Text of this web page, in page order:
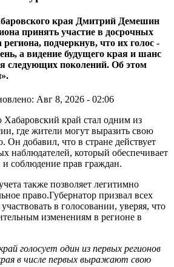
края Дмитрий Демешин
принять участие в досрочных
подчеркнув, что их голос -
а видение будущего края и шанс
следующих поколений. Об этом
Авг 8, 2026 - 02:06
край стал одним из
где жители могут выразить свою
добавил, что в стране действует
наблюдателей, который обеспечивает
и соблюдение прав граждан.
также позволяет легитимно
право.Губернатор призвал всех
в голосовании, уверяя, что
изменениям в регионе в
голосует один из первых регионов
в числе первых выражают свою